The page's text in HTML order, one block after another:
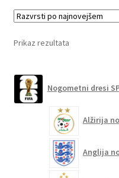
Prikaz rezultata
Nogometni dresi
Alžirija
Anglija